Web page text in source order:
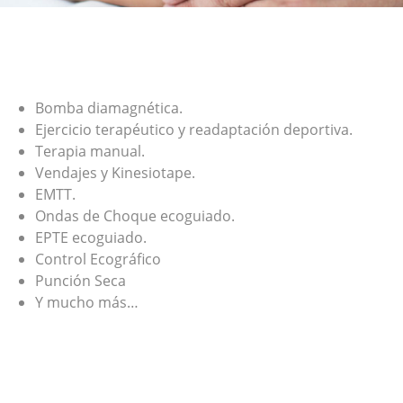
Bomba diamagnética.
Ejercicio terapéutico y readaptación deportiva.
Terapia manual.
Vendajes y Kinesiotape.
EMTT.
Ondas de Choque ecoguiado.
EPTE ecoguiado.
Control Ecográfico
Punción Seca
Y mucho más…